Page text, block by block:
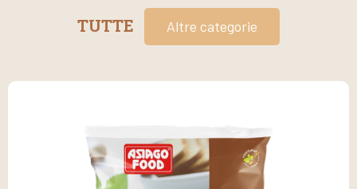
TUTTE Altre categorie